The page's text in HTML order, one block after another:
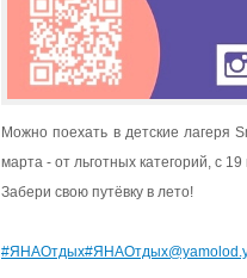
Можно поехать в детские лагеря
марта - от льготных категорий, с
Забери свою путёвку в лето!
#ЯНАОтдых